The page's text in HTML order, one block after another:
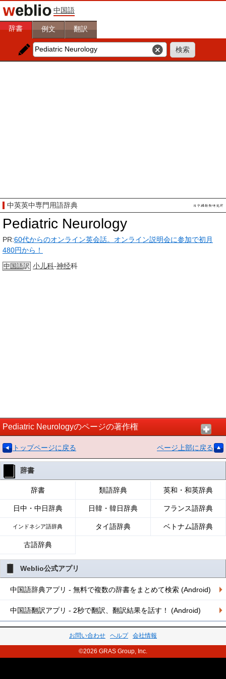
中国語
辞書 例文 翻訳
中英英中専門用語辞典
Pediatric Neurology
PR:60代からのオンライン英会話。オンライン説明会に参加で初月
480円から！
中国語訳 小儿科-神经科
Pediatric Neurologyのページの著作権
トップページに戻る ページ上部に戻る
辞書
辞書 類語辞典 英和・和英辞典
日中・中日辞典 日韓・韓日辞典 フランス語辞典
インドネシア語辞典 タイ語辞典 ベトナム語辞典
古語辞典
Weblio公式アプリ
中国語辞典アプリ - 無料で複数の辞書をまとめて検索 (Android)
中国語翻訳アプリ - 2秒で翻訳、翻訳結果を話す！ (Android)
お問い合わせ ヘルプ 会社情報
©2026 GRAS Group, Inc.